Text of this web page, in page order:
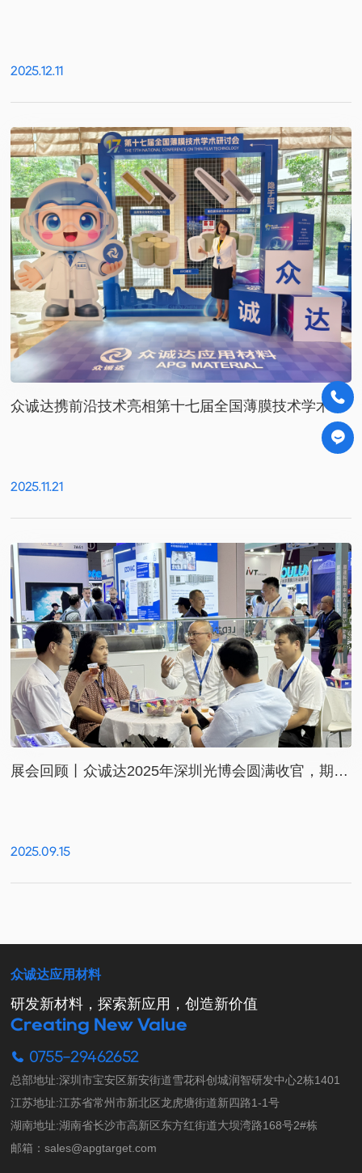
2025.12.11
众诚达携前沿技术亮相第十七届全国薄膜技术学术研
2025.11.21
展会回顾丨众诚达2025年深圳光博会圆满收官，期待
2025.09.15
众诚达应用材料
研发新材料，探索新应用，创造新价值
Creating New Value
0755-29462652
总部地址:深圳市宝安区新安街道雪花科创城润智研发中心2栋1401
江苏地址:江苏省常州市新北区龙虎塘街道新四路1-1号
湖南地址:湖南省长沙市高新区东方红街道大坝湾路168号2#栋
邮箱：sales@apgtarget.com